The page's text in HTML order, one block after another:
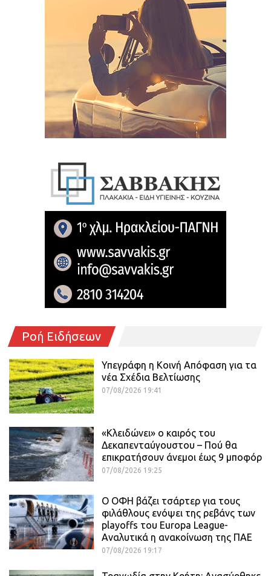
Ροή Ειδήσεων
Υπεγράφη η Κοινή Απόφαση για τα
νέα Σχέδια Βελτίωσης
07/08/2026 19:41
«Κλειδώνει» ο καιρός του
Δεκαπενταύγουστου – Πού θα
επικρατήσουν άνεμοι έως 9 μποφόρ
07/08/2026 19:25
Ο ΟΦΗ βάζει τσάρτερ για τους
φιλάθλους ενόψει της ρεβάνς των
playoffs του Europa League-
Αναλυτικά η ανακοίνωση της ΠΑΕ
07/08/2026 19:17